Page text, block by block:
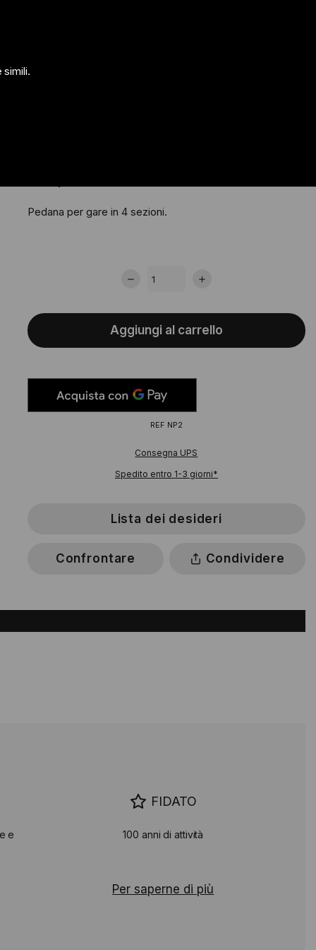
.
Pedana per gare in 4 sezioni.
Aggiungi al carrello
REF NP2
Consegna UPS
Spedito entro 1-3 giorni*
Lista dei desideri
Confrontare Condividere
e
FIDATO
100 anni di attività
Per saperne di più